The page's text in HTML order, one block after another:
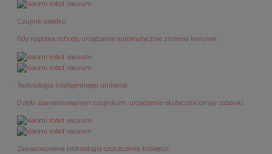
Czujnik upadku
Gdy napotka schody, urządzenie automatycznie zmienia kierunek
Technologia inteligentnego unikania
Dzięki zaawansowanym czujnikom, urządzenie skutecznie omija zabawki
Zaawansowana technologia czyszczenia krawędzi